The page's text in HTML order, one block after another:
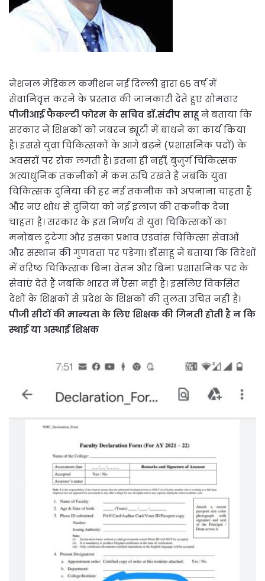
नेशनल मेडिकल कमीशन नई दिल्ली द्वारा 65 वर्ष में
सेवानिवृत्त करने के प्रस्ताव की जानकारी देते हुए सोमवार
पीजीआई फैकल्टी फोरम के सचिव डॉ.संदीप साहूने बताया कि
सरकार ने शिक्षकों को जबरन ड्यूटी में बांधने का कार्य किया
है। इससे युवा चिकित्सकों के आगे बढ़ने (प्रशासनिक पदों) के
अवसरों पर रोक लगती है। इतना ही नहीं, बुजुर्ग चिकित्सक
अत्याधुनिक तकनीकों में कम रुचि रखते हैं जबकि युवा
चिकित्सक दुनिया की हर नई तकनीक को अपनाना चाहता है
और नए शोध से दुनिया को नई इलाज की तकनीक देना
चाहता है। सरकार के इस निर्णय से युवा चिकित्सकों का
मनोबल टूटेगा और इसका प्रभाव एडवांस चिकित्सा सेवाओं
और संस्थान की गुणवत्ता पर पडेगा। डॉ.साहू ने बताया कि विदेशों
में वरिष्ठ चिकित्सक बिना वेतन और बिना प्रशासनिक पद के
सेवाएं देते हैं जबकि भारत में एैसा नही है। इसलिए विकसित
देशों के शिक्षकों से प्रदेश के शिक्षकों की तुलता उचित नही है।
पीजी सीटों की मान्यता के लिए शिक्षक की गिनती होती है न कि
स्थाई या अस्थाई शिक्षक